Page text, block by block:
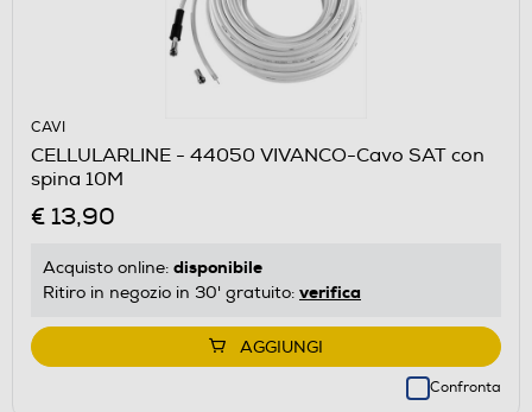
CAVI
CELLULARLINE - 44050 VIVANCO-Cavo SAT con
spina 10M
€ 13,90
Acquisto online: disponibile
Ritiro in negozio in 30' gratuito: verifica
AGGIUNGI
Confronta